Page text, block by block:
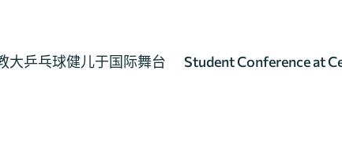
大乒乓球健儿于国际舞台
Student Conference at